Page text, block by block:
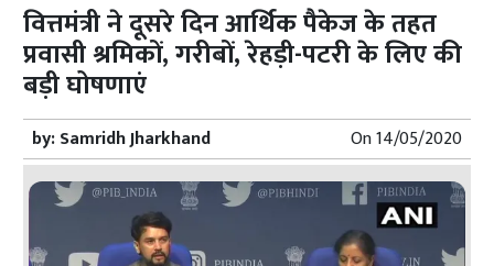
वित्तमंत्री ने दूसरे दिन आर्थिक पैकेज के तहत
प्रवासी श्रमिकों, गरीबों, रेहड़ी-पटरी के लिए की
बड़ी घोषणाएं
by:Samridh Jharkhand On14/05/2020